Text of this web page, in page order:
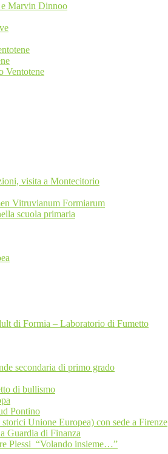
Marvin Dinnoo
Ventotene
visita a Montecitorio
Vitruvianum Formiarum
scuola primaria
di Formia – Laboratorio di Fumetto
secondaria di primo grado
di bullismo
Pontino
Unione Europea) con sede a Firenze
Guardia di Finanza
Plessi “Volando insieme…”